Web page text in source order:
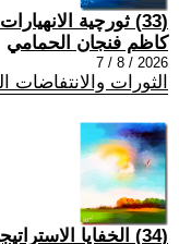
(33) ثورچية الانهيارات المتراكمة
كاظم فنجان الحمامي
2026 / 8 / 7
الثورات والانتفاضات
(34) الخفايا